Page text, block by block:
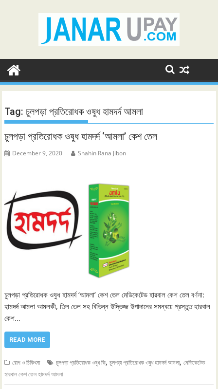
Tag:চুলপড়া প্রতিরোধক ওষুধ হামদর্দ আমলা
চুলপড়া প্রতিরোধক ওষুধ হামদর্দ ‘আমলা’ কেশ তেল
December 9, 2020 Shahin Rana Jibon
চুলপড়া প্রতিরোধক ওষুধ হামদর্দ ‘আমলা’ কেশ তেল মেডিকেটেড হারবাল কেশ তেল বর্ণনা:
হামদর্দ আমলা আমলকী, তিল তেল সহ বিভিন্ন উদ্ভিজ্জ উপাদানের সমন্বয়ে প্রস্তুত হারবাল
কেশ…
READ MORE
রোগ ও চিকিৎসা চুলপড়া প্রতিরোধক ওষুধ কি,চুলপড়া প্রতিরোধক ওষুধ হামদর্দ আমলা,মেডিকেটেড
হারবাল কেশ তেল হামদর্দ আমলা